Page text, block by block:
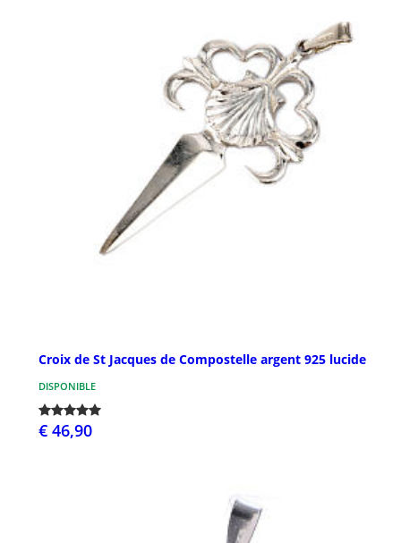
Croix de St Jacques de Compostelle argent 925 lucide
DISPONIBLE
€ 46,90